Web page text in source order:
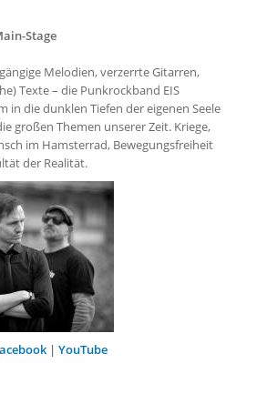
Stage
Melodien, verzerrte Gitarren,
Texte – die Punkrockband EIS
in die dunklen Tiefen der eigenen Seele
großen Themen unserer Zeit. Kriege,
im Hamsterrad, Bewegungsfreiheit
der Realität.
| YouTube